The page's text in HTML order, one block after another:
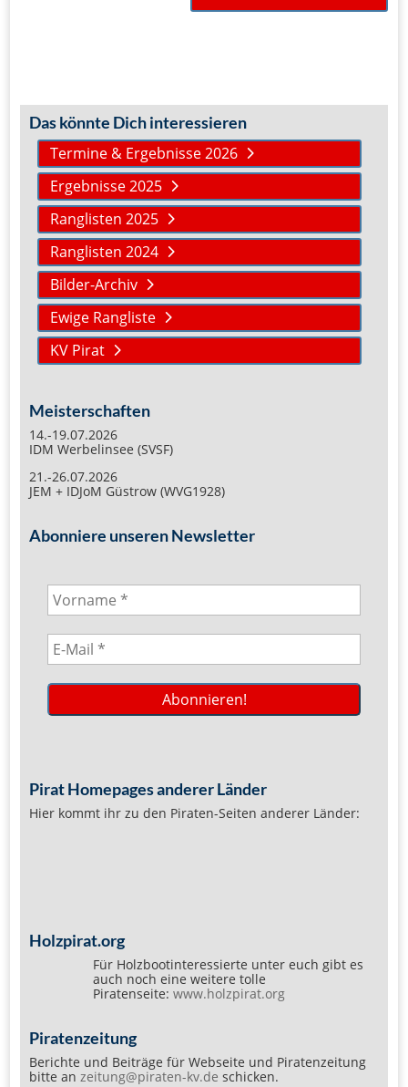
Das könnte Dich interessieren
Termine & Ergebnisse 2026
Ergebnisse 2025
Ranglisten 2025
Ranglisten 2024
Bilder-Archiv
Ewige Rangliste
KV Pirat
Meisterschaften
14.-19.07.2026
IDM Werbelinsee (SVSF)
21.-26.07.2026
JEM + IDJoM Güstrow (WVG1928)
Abonniere unseren Newsletter
Pirat Homepages anderer Länder
Hier kommt ihr zu den Piraten-Seiten anderer Länder:
Holzpirat.org
Für Holzbootinteressierte unter euch gibt es
auch noch eine weitere tolle
Piratenseite: www.holzpirat.org
Piratenzeitung
Berichte und Beiträge für Webseite und Piratenzeitung
bitte an zeitung@piraten-kv.de schicken.